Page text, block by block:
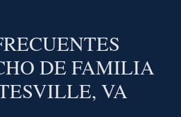
DE FAMILIA
VA